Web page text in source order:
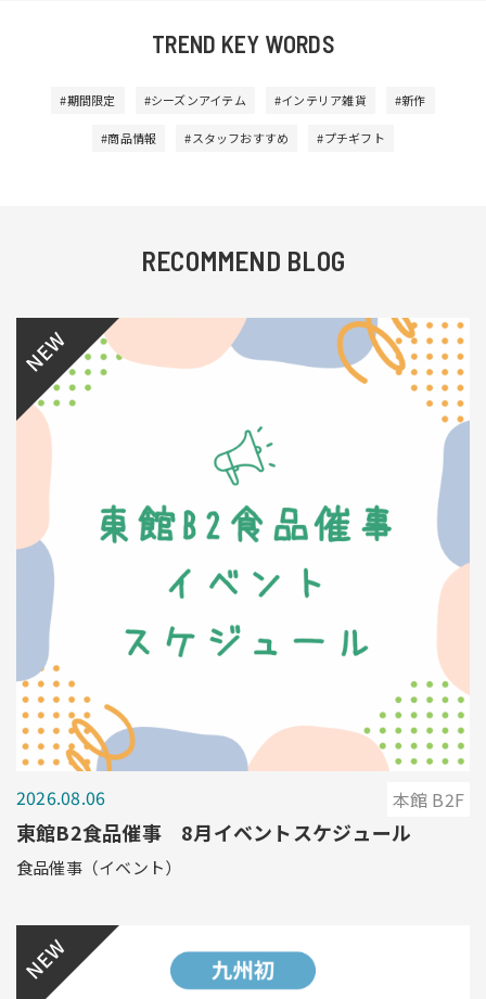
TREND KEY WORDS
#期間限定 #シーズンアイテム #インテリア雑貨 #新作
#商品情報 #スタッフおすすめ #プチギフト
RECOMMEND BLOG
NEW
2026.08.06 本館 B2F
東館B2食品催事 8月イベントスケジュール
食品催事（イベント）
NEW